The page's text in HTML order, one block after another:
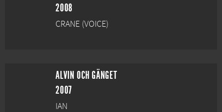
2008
CRANE (VOICE)
ALVIN OCH GÄNGET
2007
IAN